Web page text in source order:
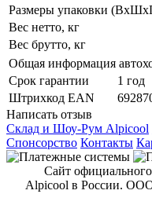
Размеры упаковки
Вес нетто, кг
Вес брутто, кг
Общая информация
Срок гарантии
1 год
Штрихкод EAN
Написать отзыв
Склад и Шоу-Рум Alpicool
Спонсорство Контакты
Сайт
Alpicool в России.